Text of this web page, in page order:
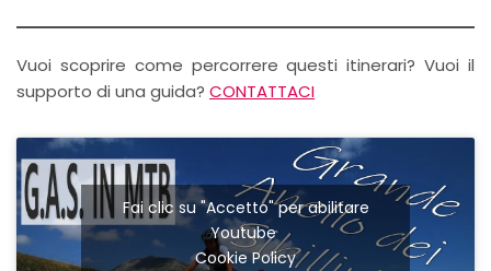
Vuoi scoprire come percorrere questi itinerari? Vuoi il
supporto di una guida? CONTATTACI
Fai clic su "Accetto" per abilitare
Youtube
Cookie Policy